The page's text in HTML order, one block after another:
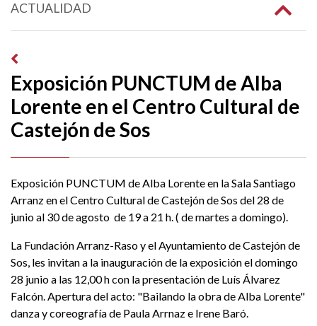
ACTUALIDAD
Exposición PUNCTUM de Alba
Lorente en el Centro Cultural de
Castejón de Sos
Exposición PUNCTUM de Alba Lorente en la Sala Santiago
Arranz en el Centro Cultural de Castejón de Sos del 28 de
junio al 30 de agosto de 19 a 21 h. ( de martes a domingo).
La Fundación Arranz-Raso y el Ayuntamiento de Castejón de
Sos, les invitan a la inauguración de la exposición el domingo
28 junio a las 12,00 h con la presentación de Luís Álvarez
Falcón. Apertura del acto: "Bailando la obra de Alba Lorente"
danza y coreografía de Paula Arrnaz e Irene Baró.